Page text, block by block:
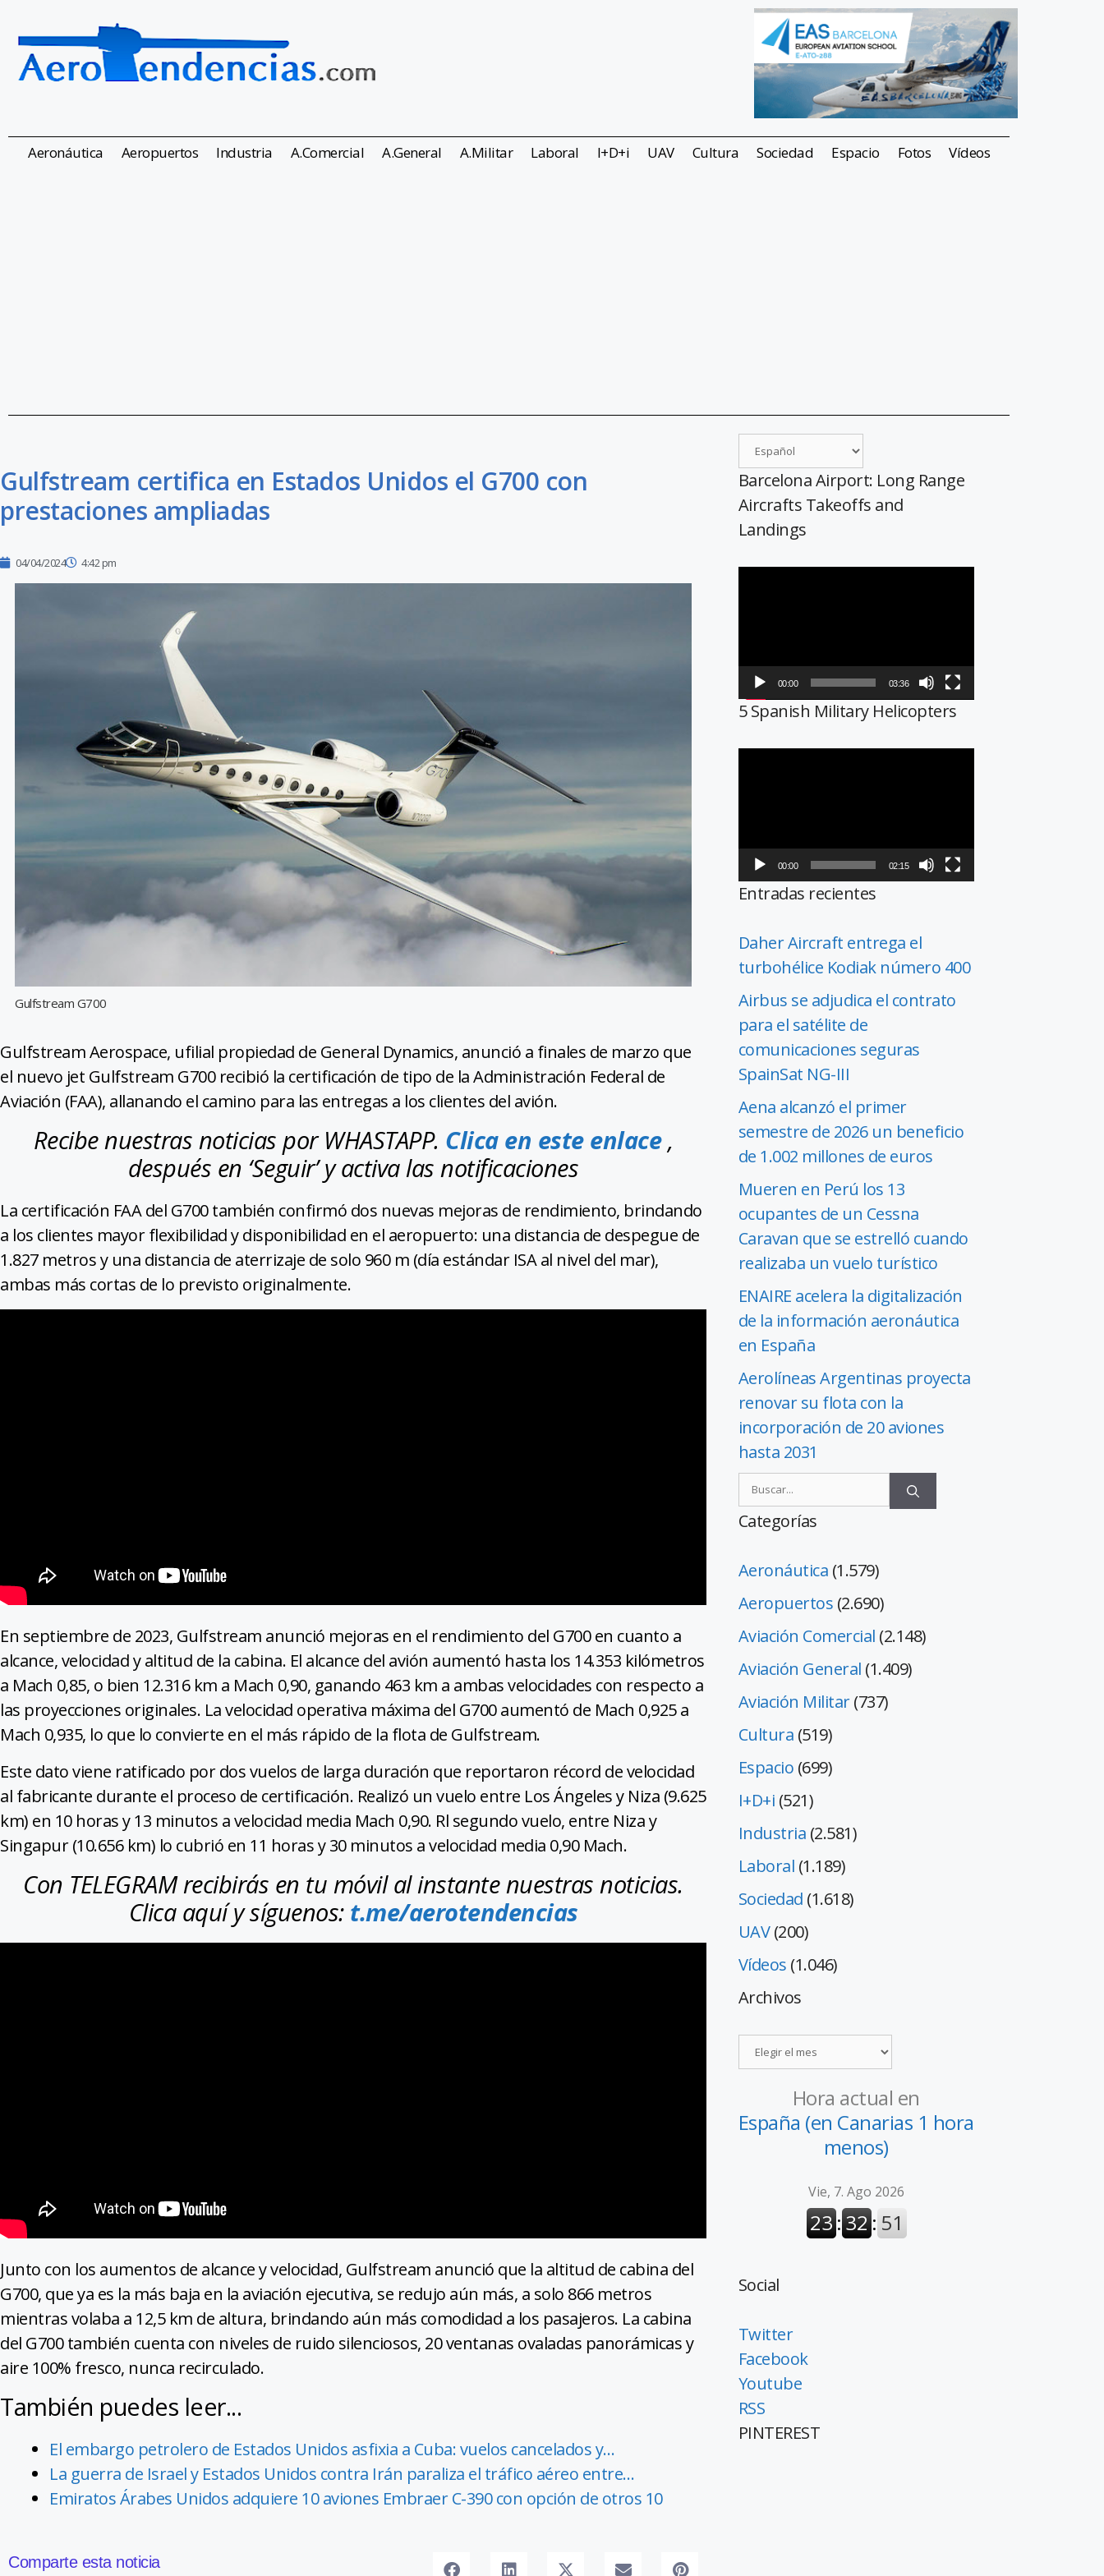
Aeronáutica Aeropuertos Industria A.Comercial A.General A.Militar Laboral I+D+i UAV Cultura Sociedad Espacio Fotos Vídeos
Gulfstream certifica en Estados Unidos el G700 con
prestaciones ampliadas
04/04/2024 4:42 pm
Gulfstream G700
Gulfstream Aerospace, ufilial propiedad de General Dynamics, anunció a finales de marzo que
el nuevo jet Gulfstream G700 recibió la certificación de tipo de la Administración Federal de
Aviación (FAA), allanando el camino para las entregas a los clientes del avión.
Recibe nuestras noticias por WHASTAPP. Clica en este enlace,
después en ‘Seguir’ y activa las notificaciones
La certificación FAA del G700 también confirmó dos nuevas mejoras de rendimiento, brindando
a los clientes mayor flexibilidad y disponibilidad en el aeropuerto: una distancia de despegue de
1.827 metros y una distancia de aterrizaje de solo 960 m (día estándar ISA al nivel del mar),
ambas más cortas de lo previsto originalmente.
En septiembre de 2023, Gulfstream anunció mejoras en el rendimiento del G700 en cuanto a
alcance, velocidad y altitud de la cabina. El alcance del avión aumentó hasta los 14.353 kilómetros
a Mach 0,85, o bien 12.316 km a Mach 0,90, ganando 463 km a ambas velocidades con respecto a
las proyecciones originales. La velocidad operativa máxima del G700 aumentó de Mach 0,925 a
Mach 0,935, lo que lo convierte en el más rápido de la flota de Gulfstream.
Este dato viene ratificado por dos vuelos de larga duración que reportaron récord de velocidad
al fabricante durante el proceso de certificación. Realizó un vuelo entre Los Ángeles y Niza (9.625
km) en 10 horas y 13 minutos a velocidad media Mach 0,90. Rl segundo vuelo, entre Niza y
Singapur (10.656 km) lo cubrió en 11 horas y 30 minutos a velocidad media 0,90 Mach.
Con TELEGRAM recibirás en tu móvil al instante nuestras noticias.
Clica aquí y síguenos: t.me/aerotendencias
Junto con los aumentos de alcance y velocidad, Gulfstream anunció que la altitud de cabina del
G700, que ya es la más baja en la aviación ejecutiva, se redujo aún más, a solo 866 metros
mientras volaba a 12,5 km de altura, brindando aún más comodidad a los pasajeros. La cabina
del G700 también cuenta con niveles de ruido silenciosos, 20 ventanas ovaladas panorámicas y
aire 100% fresco, nunca recirculado.
También puedes leer...
El embargo petrolero de Estados Unidos asfixia a Cuba: vuelos cancelados y…
La guerra de Israel y Estados Unidos contra Irán paraliza el tráfico aéreo entre…
Emiratos Árabes Unidos adquiere 10 aviones Embraer C-390 con opción de otros 10
Comparte esta noticia
Barcelona Airport: Long Range
Aircrafts Takeoffs and
Landings
00:00 03:36
5 Spanish Military Helicopters
00:00 02:15
Entradas recientes
Daher Aircraft entrega el
turbohélice Kodiak número 400
Airbus se adjudica el contrato
para el satélite de
comunicaciones seguras
SpainSat NG-III
Aena alcanzó el primer
semestre de 2026 un beneficio
de 1.002 millones de euros
Mueren en Perú los 13
ocupantes de un Cessna
Caravan que se estrelló cuando
realizaba un vuelo turístico
ENAIRE acelera la digitalización
de la información aeronáutica
en España
Aerolíneas Argentinas proyecta
renovar su flota con la
incorporación de 20 aviones
hasta 2031
Categorías
Aeronáutica (1.579)
Aeropuertos (2.690)
Aviación Comercial (2.148)
Aviación General (1.409)
Aviación Militar(737)
Cultura (519)
Espacio (699)
I+D+i (521)
Industria (2.581)
Laboral (1.189)
Sociedad (1.618)
UAV(200)
Vídeos (1.046)
Archivos
Hora actual en
España (en Canarias 1 hora
menos)
Social
Twitter
Facebook
Youtube
RSS
PINTEREST